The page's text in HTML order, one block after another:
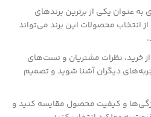
به عنوان یکی از برترین برندهای
انتخاب محصولات این برند می‌تواند
خرید، نظرات مشتریان و تست‌های
دیگران آشنا شوید و تصمیم
و کیفیت محصول مقایسه کنید و